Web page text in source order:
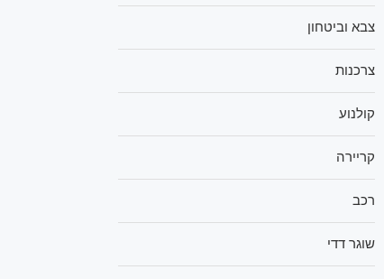
צבא וביטחון
צרכנות
קולנוע
קריירה
רכב
שוגר דדי